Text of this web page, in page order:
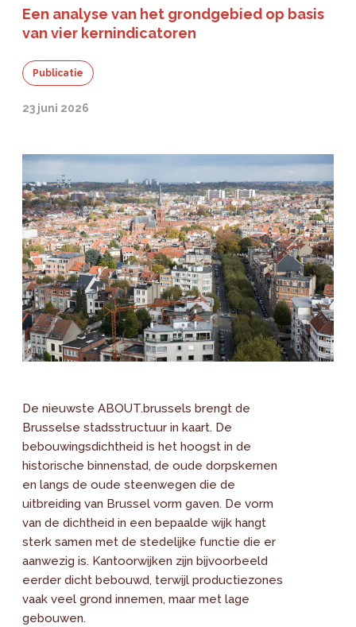
Een analyse van het grondgebied op basis
van vier kernindicatoren
Publicatie
23 juni 2026
De nieuwste ABOUT.brussels brengt de
Brusselse stadsstructuur in kaart. De
bebouwingsdichtheid is het hoogst in de
historische binnenstad, de oude dorpskernen
en langs de oude steenwegen die de
uitbreiding van Brussel vorm gaven. De vorm
van de dichtheid in een bepaalde wijk hangt
sterk samen met de stedelijke functie die er
aanwezig is. Kantoorwijken zijn bijvoorbeeld
eerder dicht bebouwd, terwijl productiezones
vaak veel grond innemen, maar met lage
gebouwen.